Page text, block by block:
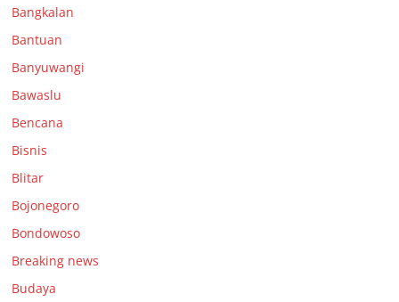
Bangkalan
Bantuan
Banyuwangi
Bawaslu
Bencana
Bisnis
Blitar
Bojonegoro
Bondowoso
Breaking news
Budaya